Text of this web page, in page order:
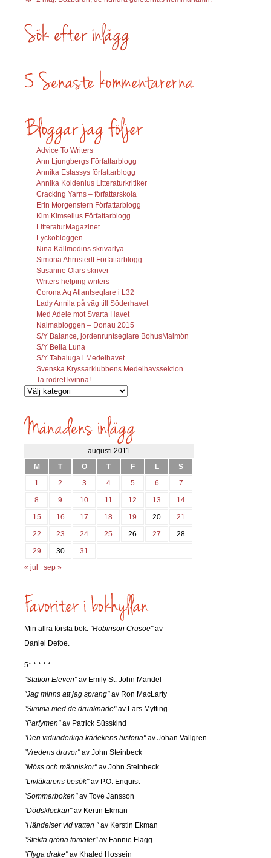
Advice To Writers
Ann Ljungbergs Författarblogg
Annika Estassys författarblogg
Annika Koldenius Litteraturkritiker
Cracking Yarns – författarskola
Erin Morgenstern Författarblogg
Kim Kimselius Författarblogg
LitteraturMagazinet
Lyckobloggen
Nina Källmodins skrivarlya
Simona Ahrnstedt Författarblogg
Susanne Olars skriver
Writers helping writers
Corona Aq Atlantseglare i L32
Lady Annila på väg till Söderhavet
Med Adele mot Svarta Havet
Naimabloggen – Donau 2015
S/Y Balance, jordenruntseglare BohusMalmön
S/Y Bella Luna
S/Y Tabaluga i Medelhavet
Svenska Kryssarklubbens Medelhavssektion
Ta rodret kvinna!
Vilka
söks?
augusti 2011
M
T O T F L
S
1
2 3 4 5 6
7
8
9 10 11 12 13
14
15
16 17 18 19 20
21
22
23 24 25 26 27
28
29
30
31
« jul
sep »
Min allra första bok: "Robinson Crusoe"av
Daniel Defoe.
5* * * * *
"Station Eleven"av Emily St. John Mandel
"Jag minns att jag sprang"av Ron MacLarty
"Simma med de drunknade"av Lars Mytting
"Parfymen"av Patrick Süsskind
"Den vidunderliga kärlekens historia"av Johan Vallgren
"Vredens druvor"av John Steinbeck
"Möss och människor"av John Steinbeck
"Livläkarens besök"av P.O. Enquist
"Sommarboken"av Tove Jansson
"Dödsklockan"av Kertin Ekman
"Händelser vid vatten "av Kerstin Ekman
"Stekta gröna tomater"av Fannie Flagg
"Flyga drake"av Khaled Hossein